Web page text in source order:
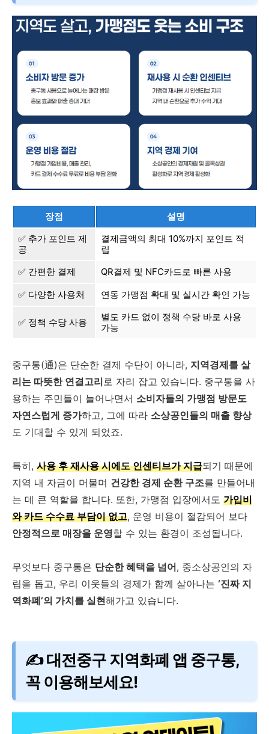
장점
설명
✅ 추가 포인트 제
공
결제금액의 최대 10%까지 포인트 적
립
✅ 간편한 결제
QR결제 및 NFC카드로 빠른 사용
✅ 다양한 사용처
연동 가맹점 확대 및 실시간 확인 가능
✅ 정책 수당 사용
별도 카드 없이 정책 수당 바로 사용
가능
중구통(通)은 단순한 결제 수단이 아니라, 지역경제를 살
리는 따뜻한 연결고리 로 자리 잡고 있습니다. 중구통을 사
용하는 주민들이 늘어나면서 소비자들의 가맹점 방문도
자연스럽게 증가하고, 그에 따라 소상공인들의 매출 향상
도 기대할 수 있게 되었죠.
특히, 사용 후 재사용 시에도 인센티브가 지급되기 때문에
지역 내 자금이 머물며 건강한 경제 순환 구조를 만들어내
는 데 큰 역할을 합니다. 또한, 가맹점 입장에서도 가입비
와 카드 수수료 부담이 없고, 운영 비용이 절감되어 보다
안정적으로 매장을 운영할 수 있는 환경이 조성됩니다.
무엇보다 중구통은 단순한 혜택을 넘어, 중소상공인의 자
립을 돕고, 우리 이웃들의 경제가 함께 살아나는 ‘진짜 지
역화폐’의 가치를 실현해가고 있습니다.
✍ 대전중구 지역화폐 앱 중구통,
꼭 이용해보세요!